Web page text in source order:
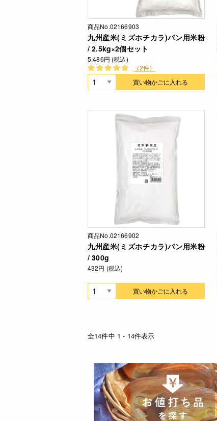
商品No.02166903
九州産米(ミズホチカラ)パン用米粉
/ 2.5kg×2個セット
5,486円 (税込)
（2件）
買い物かごに入れる
商品No.02166902
九州産米(ミズホチカラ)パン用米粉
/ 300g
432円 (税込)
買い物かごに入れる
全14件中 1 - 14件表示